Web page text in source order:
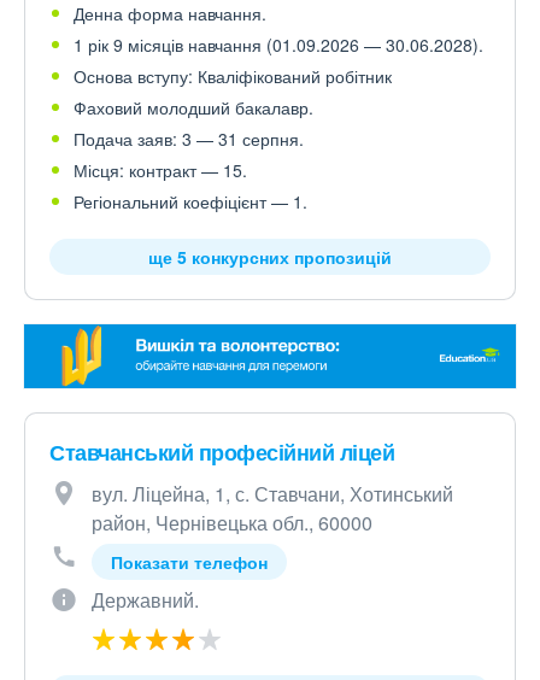
Денна форма навчання.
1 рік 9 місяців навчання (01.09.2026 — 30.06.2028).
Основа вступу: Кваліфікований робітник
Фаховий молодший бакалавр.
Подача заяв: 3 — 31 серпня.
Місця: контракт — 15.
Регіональний коефіцієнт — 1.
ще 5 конкурсних пропозицій
Ставчанський професійний ліцей
вул. Ліцейна, 1, с. Ставчани, Хотинський
район, Чернівецька обл., 60000
Показати телефон
Державний.